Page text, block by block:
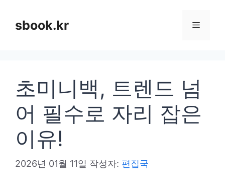
sbook.kr 메
초미니백, 트렌드 넘
어 필수로 자리 잡은
이유!
2026년 01월 11일 작성자: 편집국